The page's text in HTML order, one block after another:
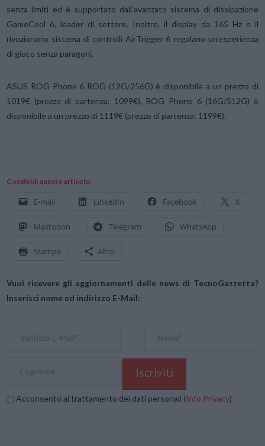
senza limiti ed è supportato dall’avanzato sistema di dissipazione
GameCool 6, leader di settore. Inoltre, il display da 165 Hz e il
rivuzionario sistema di controlli AirTrigger 6 regalano un’esperienza
di gioco senza paragoni.
ASUS ROG Phone 6 ROG (12G/256G) è disponibile a un prezzo di
1019€ (prezzo di partenza: 1099€), ROG Phone 6 (16G/512G) è
disponibile a un prezzo di 1119€ (prezzo di partenza: 1199€).
Condividi questo articolo:
E-mail LinkedIn Facebook X
Mastodon Telegram WhatsApp
Stampa Altro
Vuoi ricevere gli aggiornamenti delle news di TecnoGazzetta?
Inserisci nome ed indirizzo E-Mail:
Acconsento al trattamento dei dati personali (Info Privacy)